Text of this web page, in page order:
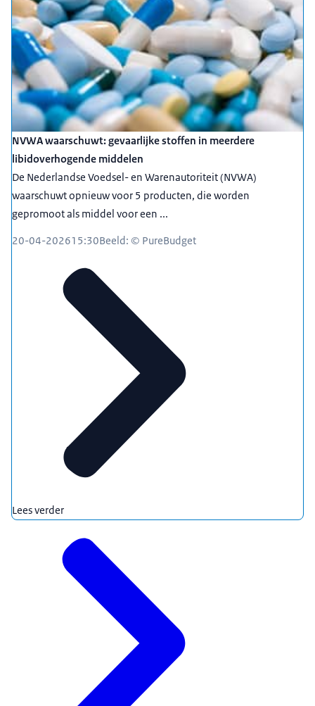
NVWA waarschuwt: gevaarlijke stoffen in meerdere
libidoverhogende middelen
De Nederlandse Voedsel- en Warenautoriteit (NVWA)
waarschuwt opnieuw voor 5 producten, die worden
gepromoot als middel voor een ...
20-04-202615:30Beeld: © PureBudget
Lees verder